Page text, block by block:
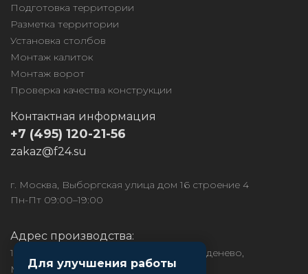
Подготовка территории
Разметка территории
Установка столбов
Монтаж калиток
Монтаж ворот
Проверка качества конструкции
Контактная информация
+7 (495) 120-21-56
zakaz@f24.su
г. Москва, Выборгская улица дом 16 строение 4
Пн-Пт 09:00–19:00
Адрес производства:
141850, МО, Дмитровский район, рп. Деденево,
Московское ш., д.1
Для улучшения работы